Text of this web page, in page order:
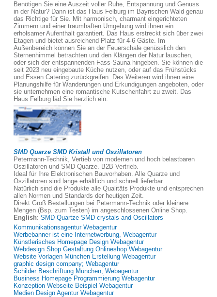
Benötigen Sie eine Auszeit voller Ruhe, Entspannung und Genuss
in der Natur? Dann ist das Haus Felburg im Bayrischen Wald genau
das Richtige für Sie. Mit harmonisch, charmant eingerichteten
Zimmern und einer traumhaften Umgebung wird ihnen ein
erholsamer Aufenthalt garantiert. Das Haus erstreckt sich über zwei
Etagen und bietet ausreichend Platz für 4-6 Gäste. Im
Außenbereich können Sie an der Feuerschale genüsslich den
Sternenhimmel betrachten und den Klängen der Natur lauschen,
oder sich der entspannenden Fass-Sauna hingeben. Sie können die
seit 2023 neu eingebaute Küche nutzen, oder auf das Frühstücks
und Essen Catering zurückgreifen. Des Weiteren wird ihnen eine
Planungshilfe für Wanderungen und Erkundigungen angeboten, oder
sie unternehmen eine romantische Kutschenfahrt zu zweit. Das
Haus Felburg läd Sie herzlich ein.
SMD Quarze SMD Kristall und Oszillatoren
Petermann-Technik, Vertieb von modernen und hoch belastbaren
Oszillatoren und SMD Quarze. B2B Vertrieb.
Ideal für Ihre Elektronischen Bauvorhaben. Alle Quarze und
Oszillatoren sind lange erhältlich und schnell lieferbar.
Natürlich sind die Produkte alle Qualitäts Produkte und entsprechen
allen Normen und Standards der heutigen Zeit.
Direkt Groß Bestellungen bei Petermann-Technik oder kleinere
Mengen (Bsp. zum Testen) im angeschlossenen Online Shop.
English: SMD Quartze SMD crystals and Oscillators
Kommunikationsagentur Webagentur
Werbebanner ist eine Internetwerbung, Webagentur
Künstlerisches Homepage Design Webagentur
Webdesign Shop Gestaltung Onlineshop Webagentur
Website Vorlagen München Erstellung Webagentur
graphic design company; Webagentur
Schilder Beschriftung München; Webagentur
Business Homepage Programmierung Webagentur
Konzeption Webseite Beispiel Webagentur
Medien Design Agentur Webagentur